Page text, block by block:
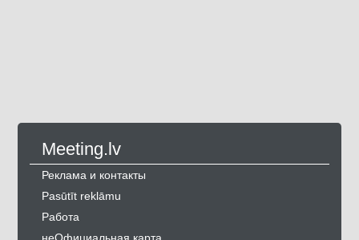
Meeting.lv
Реклама и контакты
Pasūtīt reklāmu
Работа
неОфициальная карта